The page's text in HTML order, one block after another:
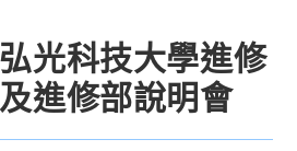
光科技大學進修
進修部說明會